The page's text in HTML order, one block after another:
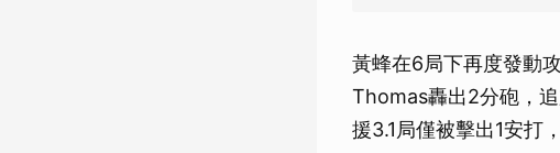
黃蜂在6局下再度發動
Thomas轟出2分砲，
援3.1局僅被擊出1安打